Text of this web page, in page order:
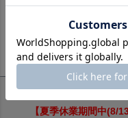
【夏季休業期間中(8/